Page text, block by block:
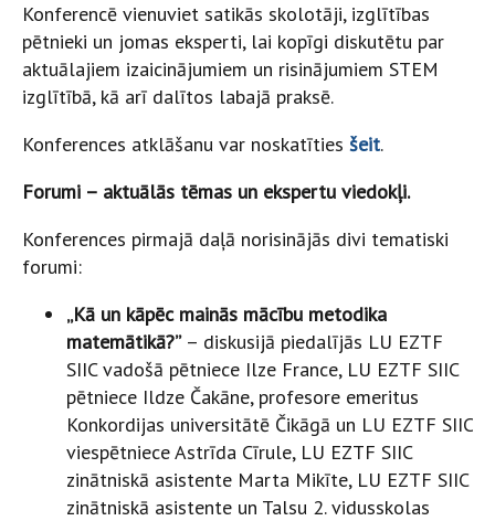
Konferencē vienuviet satikās skolotāji, izglītības
pētnieki un jomas eksperti, lai kopīgi diskutētu par
aktuālajiem izaicinājumiem un risinājumiem STEM
izglītībā, kā arī dalītos labajā praksē.
Konferences atklāšanu var noskatīties šeit.
Forumi – aktuālās tēmas un ekspertu viedokļi.
Konferences pirmajā daļā norisinājās divi tematiski
forumi:
„Kā un kāpēc mainās mācību metodika
matemātikā?”– diskusijā piedalījās LU EZTF
SIIC vadošā pētniece Ilze France, LU EZTF SIIC
pētniece Ildze Čakāne, profesore emeritus
Konkordijas universitātē Čikāgā un LU EZTF SIIC
viespētniece Astrīda Cīrule, LU EZTF SIIC
zinātniskā asistente Marta Mikīte, LU EZTF SIIC
zinātniskā asistente un Talsu 2. vidusskolas